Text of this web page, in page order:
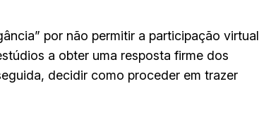
por não permitir a participação virtual
a obter uma resposta firme dos
decidir como proceder em trazer